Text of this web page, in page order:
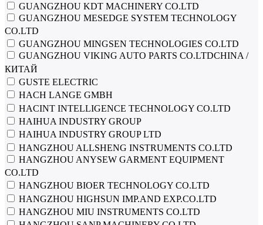
GUANGZHOU KDT MACHINERY CO.LTD
GUANGZHOU MESEDGE SYSTEM TECHNOLOGY
CO.LTD
GUANGZHOU MINGSEN TECHNOLOGIES СО.LTD
GUANGZHOU VIKING AUTO PARTS CO.LTDCHINA /
КИТАЙ
GUSTE ELECTRIC
HACH LANGE GMBH
HACINT INTELLIGENCE TECHNOLOGY CO.LTD
HAIHUA INDUSTRY GROUP
HAIHUA INDUSTRY GROUP LTD
HANGZHOU ALLSHENG INSTRUMENTS CO.LTD
HANGZHOU ANYSEW GARMENT EQUIPMENT
CO.LTD
HANGZHOU BIOER TECHNOLOGY CO.LTD
HANGZHOU HIGHSUN IMP.AND EXP.CO.LTD
HANGZHOU MIU INSTRUMENTS CO.LTD